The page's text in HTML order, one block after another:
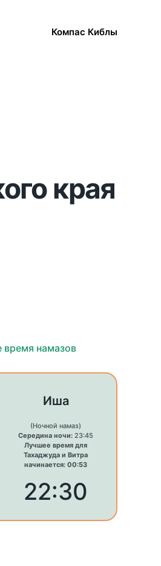
Компас Киблы
края
время намазов
Иша
(Ночной намаз)
Середина ночи: 23:45
Лучшее время для
Тахаджуда и Витра
начинается: 00:53
22:30